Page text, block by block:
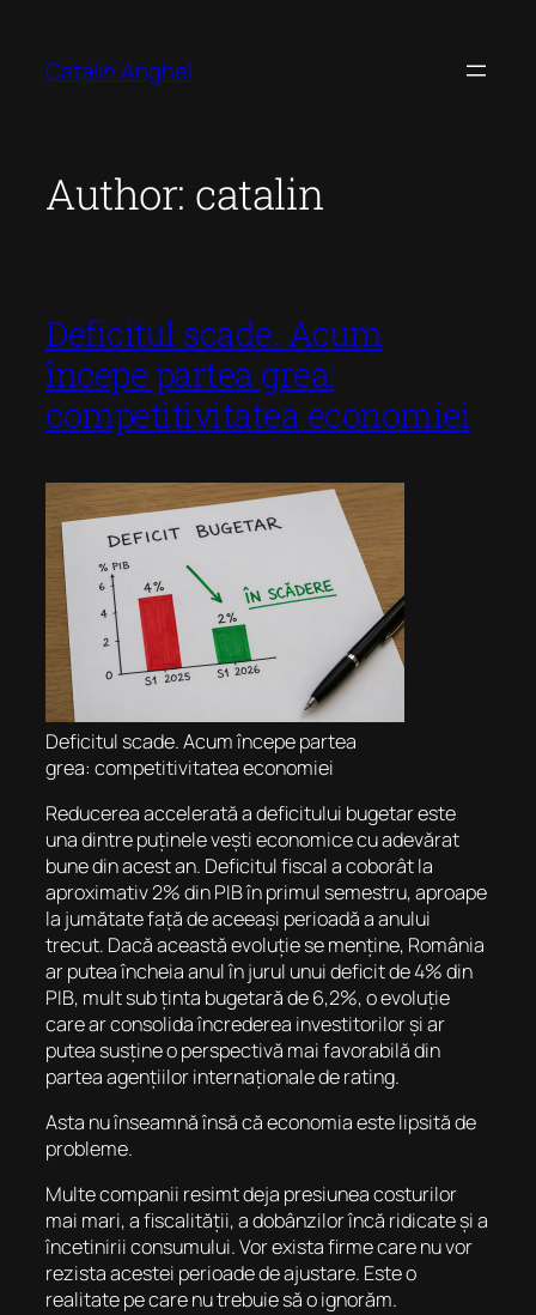
content
Catalin Anghel
Author: catalin
Deficitul scade. Acum
începe partea grea:
competitivitatea economiei
Deficitul scade. Acum începe partea
grea: competitivitatea economiei
Reducerea accelerată a deficitului bugetar este
una dintre puținele vești economice cu adevărat
bune din acest an. Deficitul fiscal a coborât la
aproximativ 2% din PIB în primul semestru, aproape
la jumătate față de aceeași perioadă a anului
trecut. Dacă această evoluție se menține, România
ar putea încheia anul în jurul unui deficit de 4% din
PIB, mult sub ținta bugetară de 6,2%, o evoluție
care ar consolida încrederea investitorilor și ar
putea susține o perspectivă mai favorabilă din
partea agențiilor internaționale de rating.
Asta nu înseamnă însă că economia este lipsită de
probleme.
Multe companii resimt deja presiunea costurilor
mai mari, a fiscalității, a dobânzilor încă ridicate și a
încetinirii consumului. Vor exista firme care nu vor
rezista acestei perioade de ajustare. Este o
realitate pe care nu trebuie să o ignorăm.